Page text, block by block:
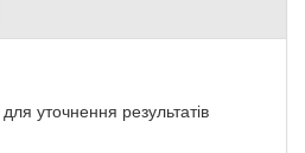
уточнення результатів